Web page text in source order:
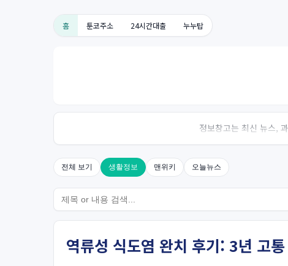
홈 툰코주소 24시간대출 누누탑
정보창고는 최신 뉴스,
전체 보기 생활정보 맨위키 오늘뉴스
역류성 식도염 완치 후기: 3년 고